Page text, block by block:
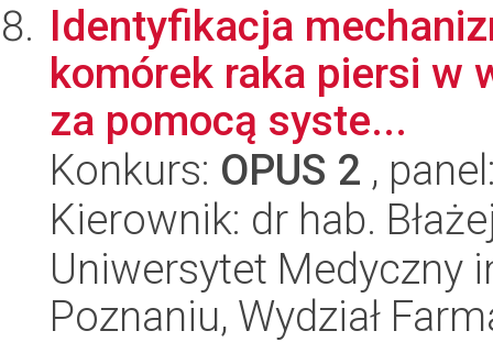
Identyfikacja
komórek raka piersi w
za pomocą syste...
Konkurs: OPUS 2 ,
Kierownik: dr hab.
Uniwersytet Medyczny
Poznaniu, Wydział